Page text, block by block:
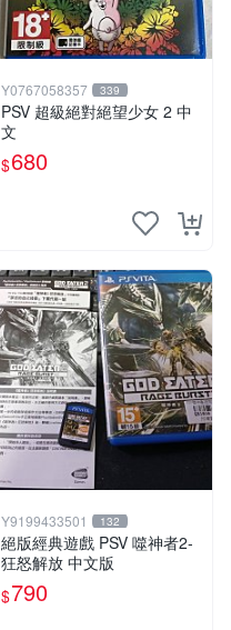
Y0767058357 339
PSV 超級絕對絕望少女 2 中
文
$680
Y9199433501 132
絕版經典遊戲 PSV 噬神者2-
狂怒解放 中文版
$790